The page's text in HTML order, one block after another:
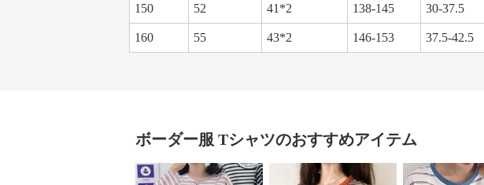
150 52 41*2 138-145 30-37.5
160 55 43*2 146-153 37.5-42.5
ボーダー服 Tシャツのおすすめアイテム